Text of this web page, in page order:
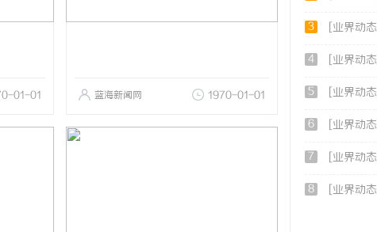
01-01 蓝海新闻网 1970-01-01
3 [业界动态]
4 [业界动态]
5 [业界动态]
6 [业界动态]
7 [业界动态]
8 [业界动态]